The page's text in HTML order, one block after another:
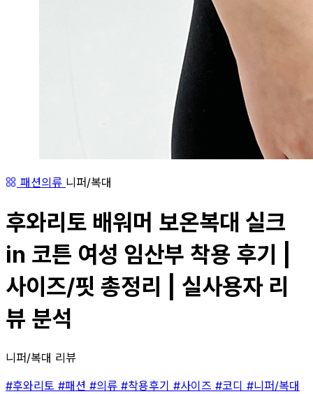
패션의류 니퍼/복대
후와리토 배워머 보온복대 실크
in 코튼 여성 임산부 착용 후기 |
사이즈/핏 총정리 | 실사용자 리
뷰 분석
니퍼/복대 리뷰
#후와리토 #패션 #의류 #착용후기 #사이즈 #코디 #니퍼/복대